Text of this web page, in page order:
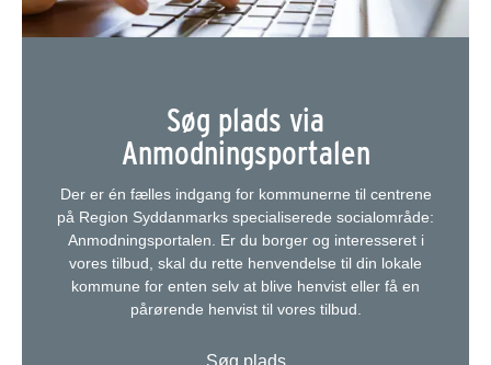
Søg plads via
Anmodningsportalen
Der er én fælles indgang for kommunerne til centrene
på Region Syddanmarks specialiserede socialområde:
Anmodningsportalen. Er du borger og interesseret i
vores tilbud, skal du rette henvendelse til din lokale
kommune for enten selv at blive henvist eller få en
pårørende henvist til vores tilbud.